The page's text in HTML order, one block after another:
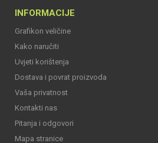
INFORMACIJE
Grafikon veličine
Kako naručiti
Uvjeti korištenja
Dostava i povrat proizvoda
Vaša privatnost
Kontakti nas
Pitanja i odgovori
Mapa stranice